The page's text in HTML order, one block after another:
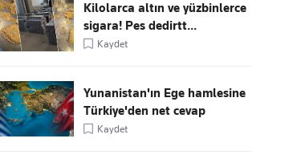
Kilolarca altın ve yüzbinlerce
sigara! Pes dedirtt...
Kaydet
Yunanistan'ın Ege hamlesine
Türkiye'den net cevap
Kaydet